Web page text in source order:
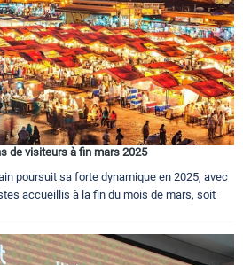
de visiteurs à fin mars 2025
poursuit sa forte dynamique en 2025, avec
accueillis à la fin du mois de mars, soit